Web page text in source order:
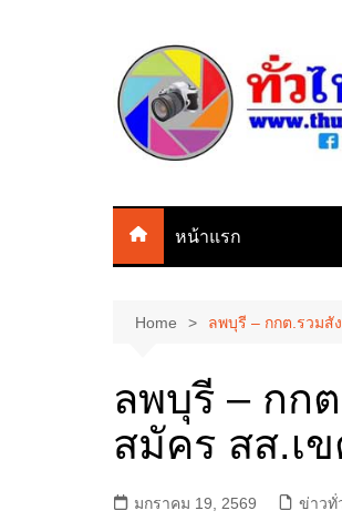
หน้าแรก
Home ลพบุรี – กกต.รวมสั
ลพบุรี – กก
สมัคร สส.เ
มกราคม 19, 2569 ข่าวทั่